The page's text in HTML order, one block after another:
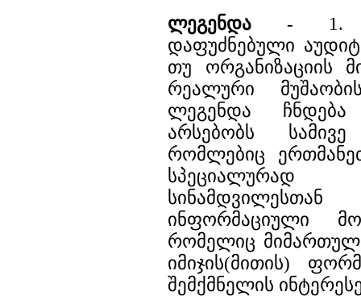
ლეგენდა - 1.
დაფუძნებული
თუ ორგანიზაციის
რეალური
ლეგენდა
არსებობს
რომლებიც
სპეციალურად
ინფორმაციული
რომელიც
იმიჯის(მითის)
შემქმნელის